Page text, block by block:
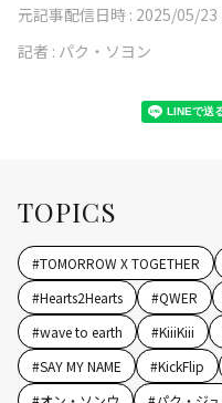
元記事配信日時 : 2025/05/23
記者 : パク・ソヨン
TOPICS
#TOMORROW X TOGETHER
#Hearts2Hearts #QWER
#wave to earth #KiiiKiii
#SAY MY NAME #KickFlip